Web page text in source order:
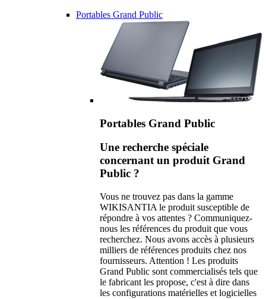
Portables Grand Public
Portables Grand Public
Une recherche spéciale
concernant un produit Grand
Public ?
Vous ne trouvez pas dans la gamme
WIKISANTIA le produit susceptible de
répondre à vos attentes ? Communiquez-
nous les références du produit que vous
recherchez. Nous avons accès à plusieurs
milliers de références produits chez nos
fournisseurs. Attention ! Les produits
Grand Public sont commercialisés tels que
le fabricant les propose, c'est à dire dans
les configurations matérielles et logicielles